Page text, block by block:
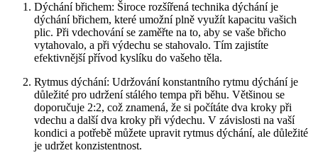
Dýchání břichem: Široce rozšířená technika dýchání je
dýchání břichem, které umožní plně využít kapacitu vašich
plic. Při vdechování se zaměřte na to, aby se vaše břicho
vytahovalo, a při výdechu se stahovalo. Tím zajistíte
efektivnější přívod kyslíku do vašeho těla.
Rytmus dýchání: Udržování konstantního rytmu dýchání je
důležité pro udržení stálého tempa při běhu. Většinou se
doporučuje 2:2, což znamená, že si počítáte dva kroky při
vdechu a další dva kroky při výdechu. V závislosti na vaší
kondici a potřebě můžete upravit rytmus dýchání, ale důležité
je udržet konzistentnost.